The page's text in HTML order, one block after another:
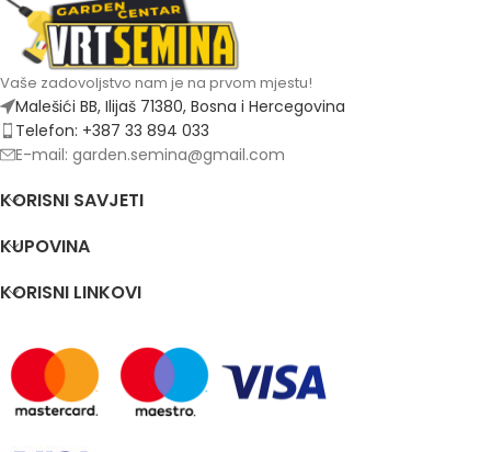
Vaše zadovoljstvo nam je na prvom mjestu!
Malešići BB, Ilijaš 71380, Bosna i Hercegovina
Telefon: +387 33 894 033
E-mail: garden.semina@gmail.com
KORISNI SAVJETI
KUPOVINA
KORISNI LINKOVI